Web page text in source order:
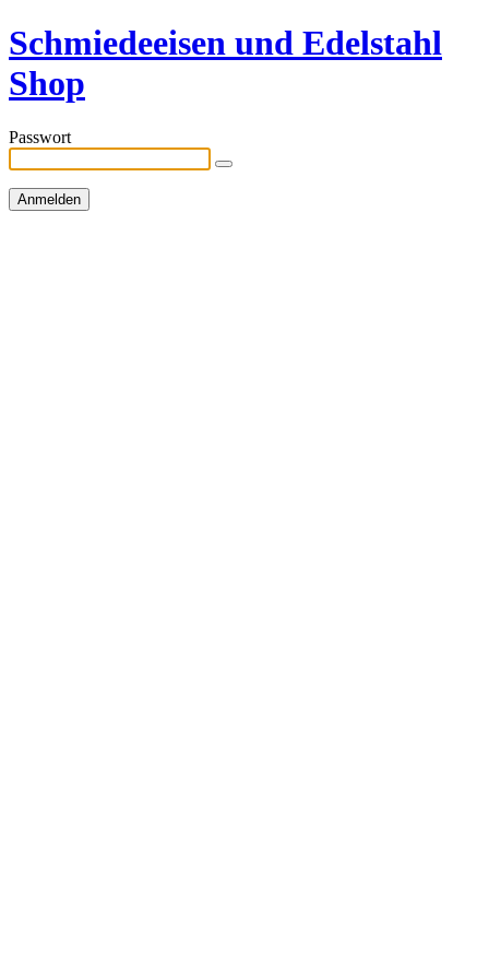
Schmiedeeisen und Edelstahl
Shop
Passwort